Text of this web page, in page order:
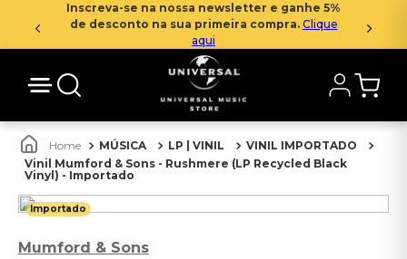
Inscreva-se na nossa newsletter e ganhe 5%
de desconto na sua primeira compra. Clique
aqui
MÚSICA LP | VINIL
VINIL IMPORTADO
Vinil Mumford & Sons - Rushmere (LP Recycled Black
Vinyl) - Importado
Importado
Mumford & Sons